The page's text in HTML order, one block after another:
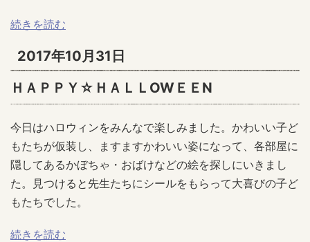
続きを読む
2017年10月31日
ＨＡＰＰＹ☆ＨＡＬＬOWＥＥN
今日はハロウィンをみんなで楽しみました。かわいい子ど
もたちが仮装し、ますますかわいい姿になって、各部屋に
隠してあるかぼちゃ・おばけなどの絵を探しにいきまし
た。見つけると先生たちにシールをもらって大喜びの子ど
もたちでした。
続きを読む